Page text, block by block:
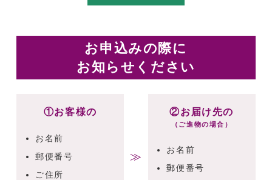
お申込みの際に
お知らせください
①お客様の
お名前
郵便番号
ご住所
≫
②お届け先の
（ご進物の場合）
お名前
郵便番号